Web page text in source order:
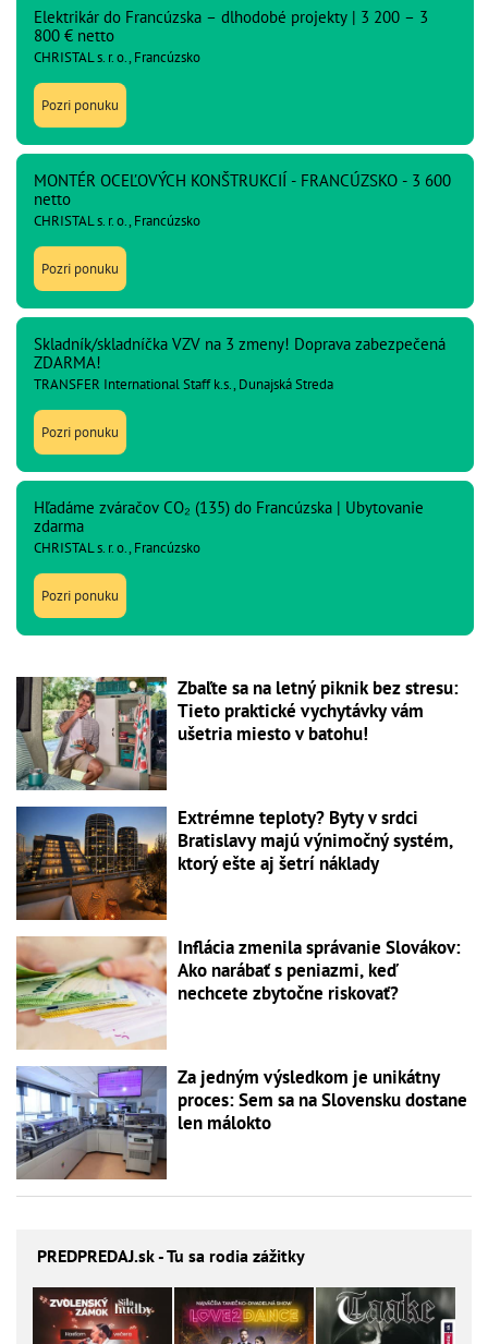
Elektrikár do Francúzska – dlhodobé projekty | 3 200 – 3
800 € netto
CHRISTAL s. r. o., Francúzsko
Pozri ponuku
MONTÉR OCEĽOVÝCH KONŠTRUKCIÍ - FRANCÚZSKO - 3 600
netto
CHRISTAL s. r. o., Francúzsko
Pozri ponuku
Skladník/skladníčka VZV na 3 zmeny! Doprava zabezpečená
ZDARMA!
TRANSFER International Staff k.s., Dunajská Streda
Pozri ponuku
Hľadáme zváračov CO₂ (135) do Francúzska | Ubytovanie
zdarma
CHRISTAL s. r. o., Francúzsko
Pozri ponuku
Zbaľte sa na letný piknik bez stresu:
Tieto praktické vychytávky vám
ušetria miesto v batohu!
Extrémne teploty? Byty v srdci
Bratislavy majú výnimočný systém,
ktorý ešte aj šetrí náklady
Inflácia zmenila správanie Slovákov:
Ako narábať s peniazmi, keď
nechcete zbytočne riskovať?
Za jedným výsledkom je unikátny
proces: Sem sa na Slovensku dostane
len málokto
PREDPREDAJ.sk - Tu sa rodia zážitky